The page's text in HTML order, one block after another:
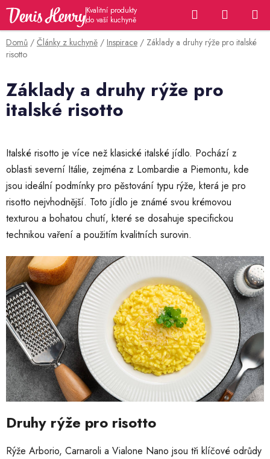
Přejít
obsah
Hledat
KOŠÍK
Domů / Články z kuchyně / Inspirace / Základy a druhy rýže pro italské
risotto
Základy a druhy rýže pro
italské risotto
Italské risotto je více než klasické italské jídlo. Pochází z
oblasti severní Itálie, zejména z Lombardie a Piemontu, kde
jsou ideální podmínky pro pěstování typu rýže, která je pro
risotto nejvhodnější. Toto jídlo je známé svou krémovou
texturou a bohatou chutí, které se dosahuje specifickou
technikou vaření a použitím kvalitních surovin.
Druhy rýže pro risotto
Rýže Arborio, Carnaroli a Vialone Nano jsou tři klíčové odrůdy